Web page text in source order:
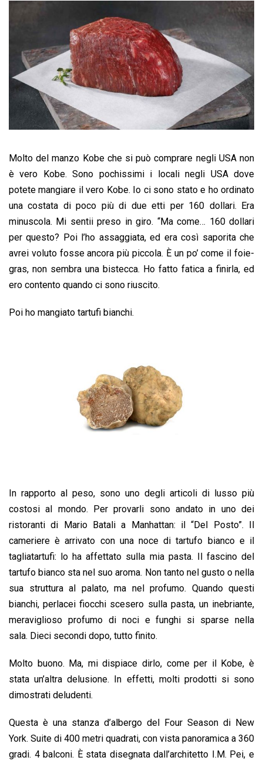
Molto del manzo Kobe che si può comprare negli USA non
è vero Kobe. Sono pochissimi i locali negli USA dove
potete mangiare il vero Kobe. Io ci sono stato e ho ordinato
una costata di poco più di due etti per 160 dollari. Era
minuscola. Mi sentii preso in giro. “Ma come… 160 dollari
per questo? Poi l’ho assaggiata, ed era così saporita che
avrei voluto fosse ancora più piccola. È un po’ come il foie-
gras, non sembra una bistecca. Ho fatto fatica a finirla, ed
ero contento quando ci sono riuscito.
Poi ho mangiato tartufi bianchi.
In rapporto al peso, sono uno degli articoli di lusso più
costosi al mondo. Per provarli sono andato in uno dei
ristoranti di Mario Batali a Manhattan: il “Del Posto”. Il
cameriere è arrivato con una noce di tartufo bianco e il
tagliatartufi: lo ha affettato sulla mia pasta. Il fascino del
tartufo bianco sta nel suo aroma. Non tanto nel gusto o nella
sua struttura al palato, ma nel profumo. Quando questi
bianchi, perlacei fiocchi scesero sulla pasta, un inebriante,
meraviglioso profumo di noci e funghi si sparse nella
sala. Dieci secondi dopo, tutto finito.
Molto buono. Ma, mi dispiace dirlo, come per il Kobe, è
stata un’altra delusione. In effetti, molti prodotti si sono
dimostrati deludenti.
Questa è una stanza d’albergo del Four Season di New
York. Suite di 400 metri quadrati, con vista panoramica a 360
gradi. 4 balconi. È stata disegnata dall’architetto I.M. Pei, e